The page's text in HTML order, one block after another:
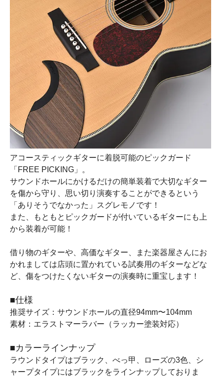
アコースティックギターに着脱可能のピックガード
「FREE PICKING」。
サウンドホールにかけるだけの簡単装着で大切なギター
を傷から守り、思い切り演奏することができるという
「ありそうでなかった」スグレモノです！
また、もともとピックガードが付いているギターにも上
から装着が可能！
借り物のギターや、高価なギター、また楽器屋さんにお
かれましては店頭に置かれている試奏用のギターなどな
ど、傷をつけたくないギターの演奏時に重宝します！
■仕様
推奨サイズ：サウンドホールの直径94mm〜104mm
素材：エラストマーラバー（ラッカー塗装対応）
■カラーラインナップ
ラウンドタイプはブラック、べっ甲、ローズの3色、シ
ャープタイプにはブラックをラインナップしておりま